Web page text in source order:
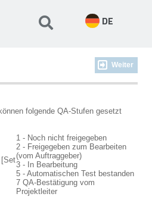
DE
Weiter
folgende QA-Stufen gesetzt
1 - Noch nicht freigegeben
2 - Freigegeben zum Bearbeiten
(vom Auftraggeber)
3 - In Bearbeitung
5 - Automatischen Test bestanden
7 QA-Bestätigung vom
Projektleiter